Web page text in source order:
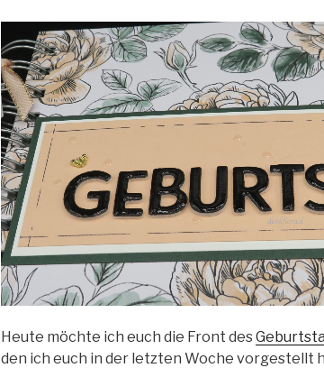
Heute möchte ich euch die Front des
den ich euch in der letzten Woche vorgestellt